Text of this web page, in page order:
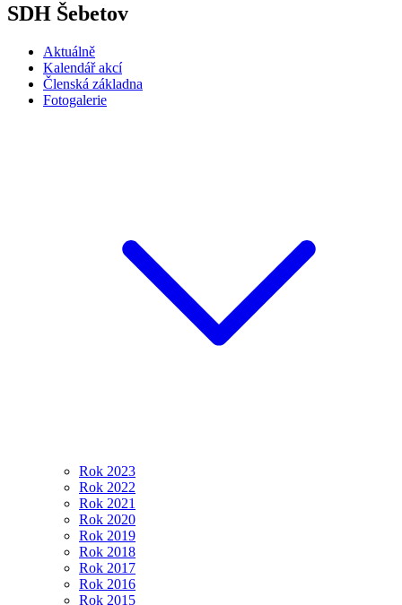
SDH Šebetov
Aktuálně
Kalendář akcí
Členská základna
Fotogalerie
Rok 2023
Rok 2022
Rok 2021
Rok 2020
Rok 2019
Rok 2018
Rok 2017
Rok 2016
Rok 2015